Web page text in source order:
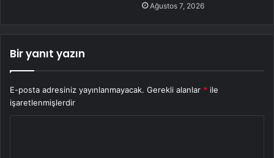
Ağustos 7, 2026
Bir yanıt yazın
E-posta adresiniz yayınlanmayacak. Gerekli alanlar * ile
işaretlenmişlerdir